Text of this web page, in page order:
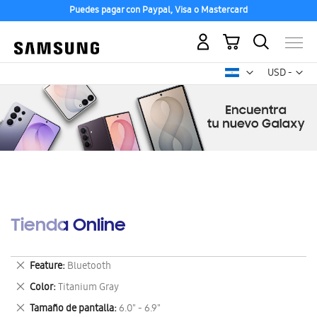
Puedes pagar con Paypal, Visa o Mastercard
USD -
dólar
Mi carrito
Tienda Online
Feature Bluetooth
Eliminar
este
artículo
Color Titanium Gray
Eliminar
este
Tamaño de pantalla 6.0" - 6.9"
Eliminar